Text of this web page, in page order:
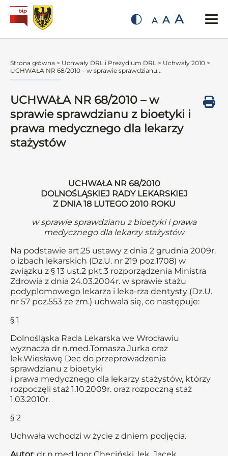
A A A
Strona główna > Uchwały DRL i Prezydium DRL > Uchwały 2010 >
UCHWAŁA NR 68/2010 – w sprawie sprawdzianu...
UCHWAŁA NR 68/2010 – w
sprawie sprawdzianu z bioetyki i
prawa medycznego dla lekarzy
stażystów
UCHWAŁA NR 68/2010
DOLNOŚLĄSKIEJ RADY LEKARSKIEJ
Z DNIA 18 LUTEGO 2010 ROKU
w sprawie sprawdzianu z bioetyki i prawa
medycznego dla lekarzy stażystów
Na podstawie art.25 ustawy z dnia 2 grudnia 2009r.
o izbach lekarskich (Dz.U. nr 219 poz.1708) w
związku z § 13 ust.2 pkt.3 rozporządzenia Ministra
Zdrowia z dnia 24.03.2004r. w sprawie stażu
podyplomowego lekarza i leka-rza dentysty (Dz.U.
nr 57 poz.553 ze zm.) uchwala się, co następuje:
§ 1
Dolnośląska Rada Lekarska we Wrocławiu
wyznacza dr n.med.Tomasza Jurka oraz
lek.Wiesławę Dec do przeprowadzenia
sprawdzianu z bioetyki
i prawa medycznego dla lekarzy stażystów, którzy
rozpoczęli staż 1.10.2009r. oraz rozpoczną staż
1.03.2010r.
§ 2
Uchwała wchodzi w życie z dniem podjęcia.